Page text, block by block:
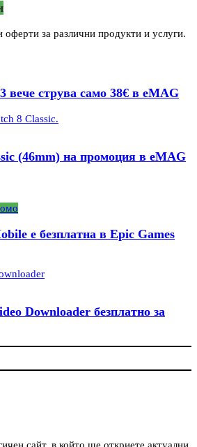
за различни продукти и услуги.
вече струва само 38€ в eMAG
(46mm) на промоция в eMAG
е безплатна в Epic Games
Downloader безплатно за